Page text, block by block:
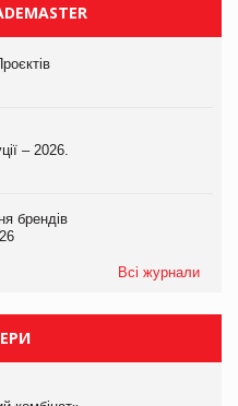
– 2026.
брендів
Всі журнали